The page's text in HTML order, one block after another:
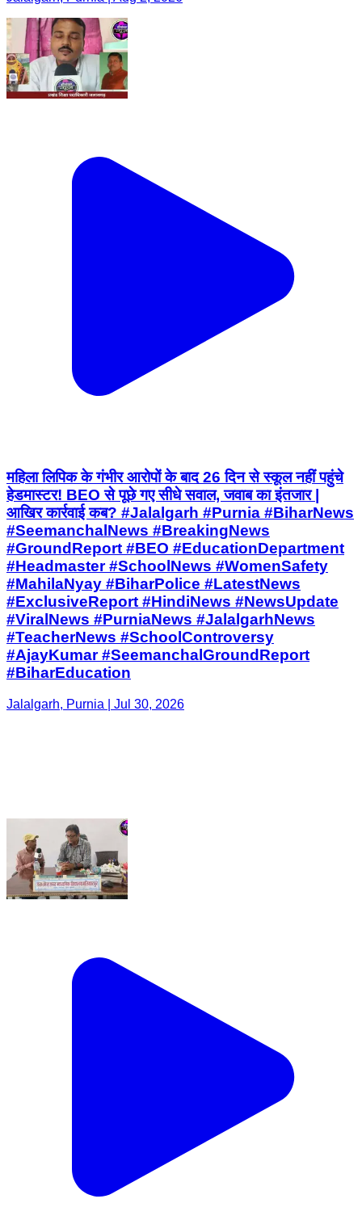
महिला लिपिक के गंभीर आरोपों के बाद 26 दिन से स्कूल नहीं पहुंचे
हेडमास्टर! BEO से पूछे गए सीधे सवाल, जवाब का इंतजार |
आखिर कार्रवाई कब? #Jalalgarh #Purnia #BiharNews
#SeemanchalNews #BreakingNews
#GroundReport #BEO #EducationDepartment
#Headmaster #SchoolNews #WomenSafety
#MahilaNyay #BiharPolice #LatestNews
#ExclusiveReport #HindiNews #NewsUpdate
#ViralNews #PurniaNews #JalalgarhNews
#TeacherNews #SchoolControversy
#AjayKumar #SeemanchalGroundReport
#BiharEducation
Jalalgarh, Purnia | Jul 30, 2026
गायब हेडमास्टर! स्कूल प्रशासन भी बेखबर?